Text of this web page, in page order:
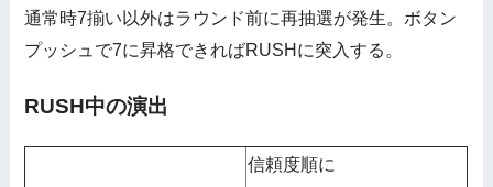
通常時7揃い以外はラウンド前に再抽選が発生。ボタン
プッシュで7に昇格できればRUSHに突入する。
RUSH中の演出
信頼度順に